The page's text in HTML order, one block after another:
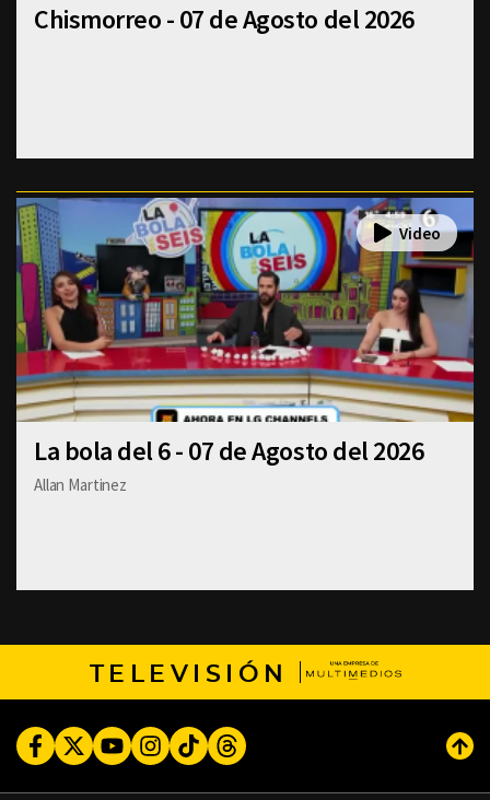
Chismorreo - 07 de Agosto del 2026
La bola del 6 - 07 de Agosto del 2026
Allan Martinez
TELEVISIÓN
FacebookTwitterYoutubeInstagram
TikTokThreads